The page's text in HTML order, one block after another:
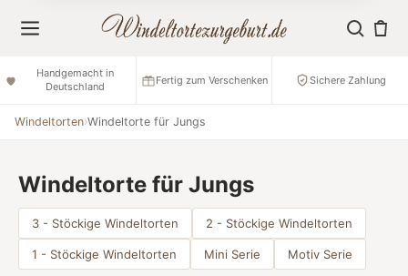
Handgemacht in
Deutschland
Fertig zum Verschenken Sichere Zahlung
Windeltorten›Windeltorte für Jungs
Windeltorte für Jungs
3 - Stöckige Windeltorten 2 - Stöckige Windeltorten
1 - Stöckige Windeltorten Mini Serie Motiv Serie